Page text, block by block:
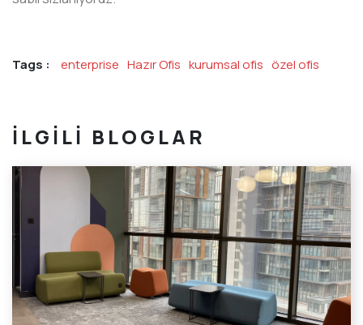
Tags : enterprise Hazır Ofis kurumsal ofis özel ofis
İLGILI BLOGLAR